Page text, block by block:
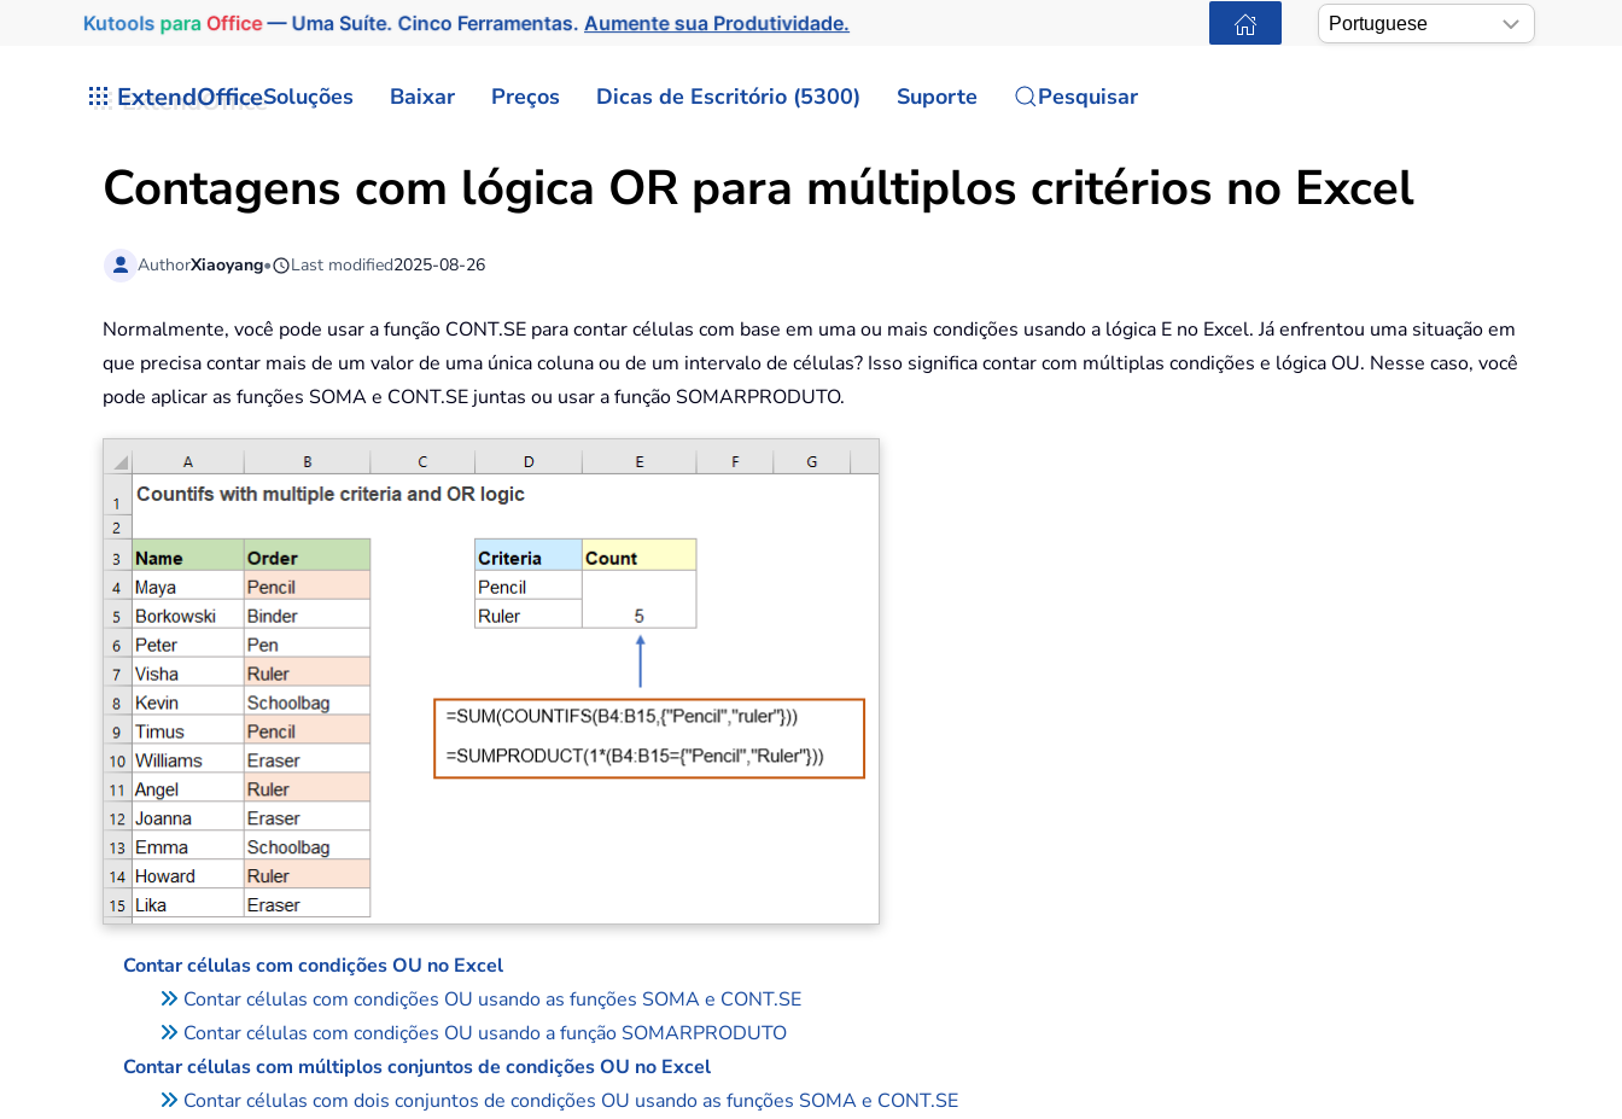
Kutoolspara Office— Uma Suíte. Cinco Ferramentas.Aumente sua Produtividade.
ExtendOfficeSoluções Baixar Preços Dicas de Escritório (5300) Suporte Pesquisar
Contagens com lógica OR para múltiplos critérios no Excel
AuthorXiaoyang• Last modified2025-08-26
Normalmente, você pode usar a função CONT.SE para contar células com base em uma ou mais condições usando a lógica E no Excel. Já enfrentou uma situação em
que precisa contar mais de um valor de uma única coluna ou de um intervalo de células? Isso significa contar com múltiplas condições e lógica OU. Nesse caso, você
pode aplicar as funções SOMA e CONT.SE juntas ou usar a função SOMARPRODUTO.
Contar células com condições OU no Excel
Contar células com condições OU usando as funções SOMA e CONT.SE
Contar células com condições OU usando a função SOMARPRODUTO
Contar células com múltiplos conjuntos de condições OU no Excel
Contar células com dois conjuntos de condições OU usando as funções SOMA e CONT.SE